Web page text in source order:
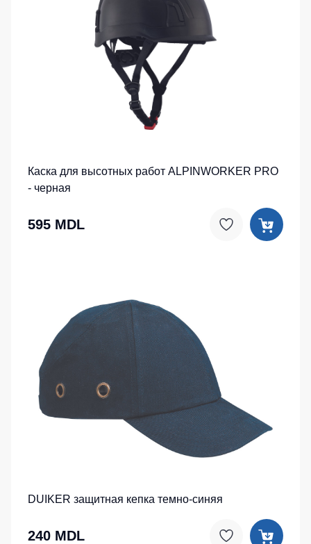
Каска для высотных работ ALPINWORKER PRO
- черная
595 MDL
DUIKER защитная кепка темно-синяя
240 MDL